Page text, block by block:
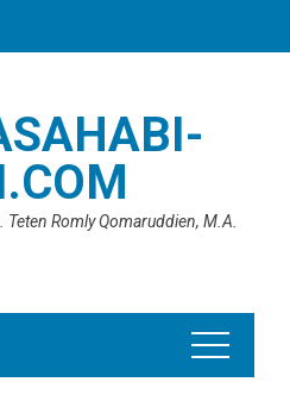
Romly Qomaruddien, M.A.